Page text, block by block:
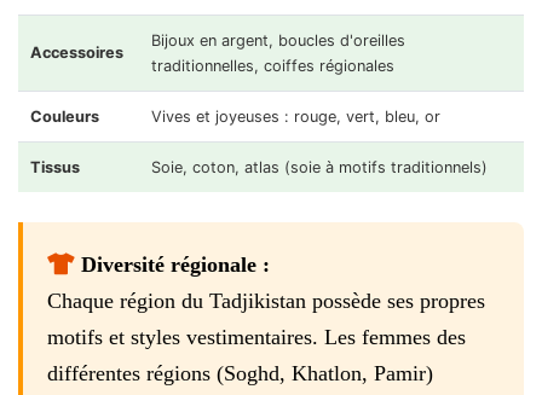
Accessoires
Bijoux en argent, boucles d'oreilles
traditionnelles, coiffes régionales
Couleurs Vives et joyeuses : rouge, vert, bleu, or
Tissus Soie, coton, atlas (soie à motifs traditionnels)
Diversité régionale :
Chaque région du Tadjikistan possède ses propres
motifs et styles vestimentaires. Les femmes des
différentes régions (Soghd, Khatlon, Pamir)